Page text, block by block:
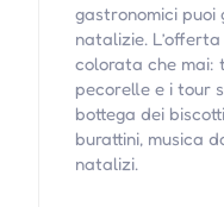
gastronomici
natalizie.
colorata che mai:
pecorelle e i tour
bottega dei
burattini, musica
natalizi.